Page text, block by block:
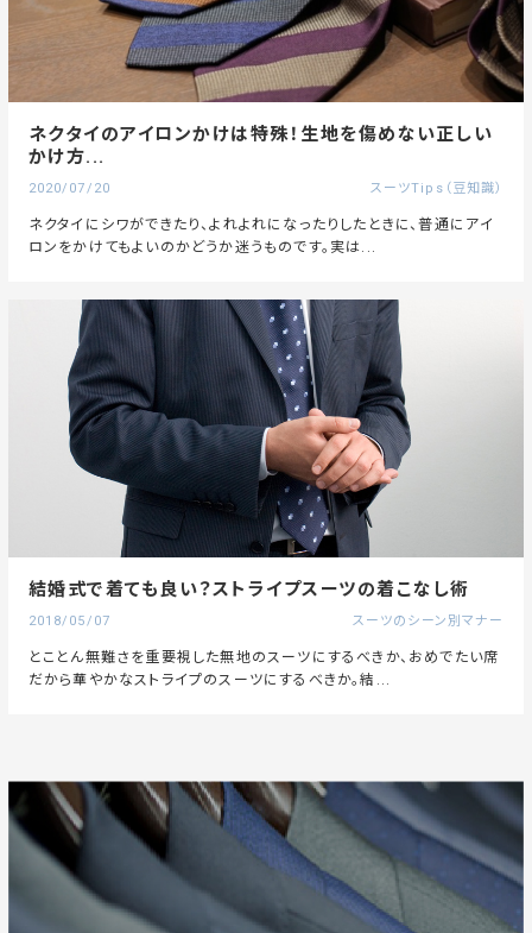
ネクタイのアイロンかけは特殊！生地を傷めない正しい
かけ方...
2020/07/20 スーツTips（豆知識）
ネクタイにシワができたり、よれよれになったりしたときに、普通にアイ
ロンをかけてもよいのかどうか迷うものです。実は...
結婚式で着ても良い？ストライプスーツの着こなし術
2018/05/07 スーツのシーン別マナー
とことん無難さを重要視した無地のスーツにするべきか、おめでたい席
だから華やかなストライプのスーツにするべきか。結...